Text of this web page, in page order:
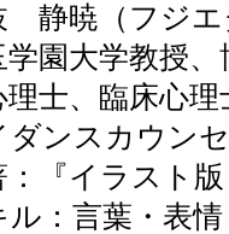
静暁（フジ
学園大学教授
理士、臨床心
ダンスカウン
：『イラスト
ル：言葉・表